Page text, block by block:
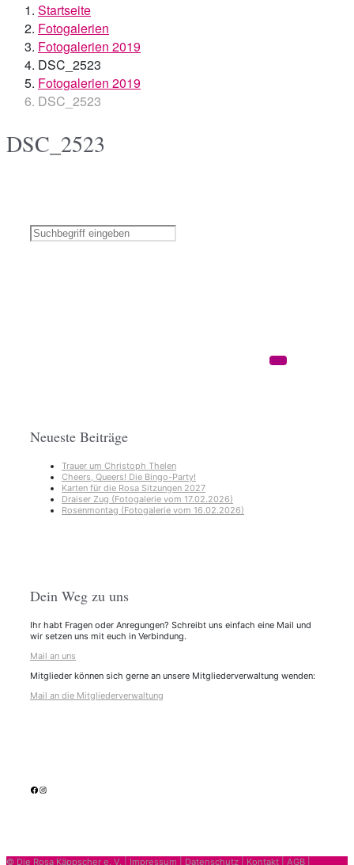
Startseite
Fotogalerien
Fotogalerien 2019
DSC_2523
Fotogalerien 2019
DSC_2523
DSC_2523
Neueste Beiträge
Trauer um Christoph Thelen
Cheers, Queers! Die Bingo-Party!
Karten für die Rosa Sitzungen 2027
Draiser Zug (Fotogalerie vom 17.02.2026)
Rosenmontag (Fotogalerie vom 16.02.2026)
Dein Weg zu uns
Ihr habt Fragen oder Anregungen? Schreibt uns einfach eine Mail und
wir setzen uns mit euch in Verbindung.
Mail an uns
Mitglieder können sich gerne an unsere Mitgliederverwaltung wenden:
Mail an die Mitgliederverwaltung
facebook
Instagram
© Die Rosa Käppscher e. V. | Impressum Datenschutz Kontakt AGB